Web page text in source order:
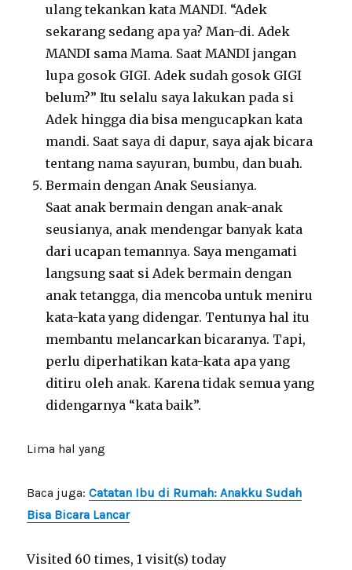
ulang tekankan kata MANDI. “Adek
sekarang sedang apa ya? Man-di. Adek
MANDI sama Mama. Saat MANDI jangan
lupa gosok GIGI. Adek sudah gosok GIGI
belum?” Itu selalu saya lakukan pada si
Adek hingga dia bisa mengucapkan kata
mandi. Saat saya di dapur, saya ajak bicara
tentang nama sayuran, bumbu, dan buah.
Bermain dengan Anak Seusianya.
Saat anak bermain dengan anak-anak
seusianya, anak mendengar banyak kata
dari ucapan temannya. Saya mengamati
langsung saat si Adek bermain dengan
anak tetangga, dia mencoba untuk meniru
kata-kata yang didengar. Tentunya hal itu
membantu melancarkan bicaranya. Tapi,
perlu diperhatikan kata-kata apa yang
ditiru oleh anak. Karena tidak semua yang
didengarnya “kata baik”.
Lima hal yang
Baca juga:Catatan Ibu di Rumah: Anakku Sudah
Bisa Bicara Lancar
Visited 60 times, 1 visit(s) today